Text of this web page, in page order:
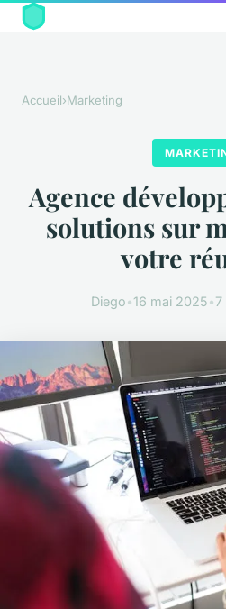
Accueil›Marketing
Agence
solutions sur
votre
Diego•16 mai 2025•7